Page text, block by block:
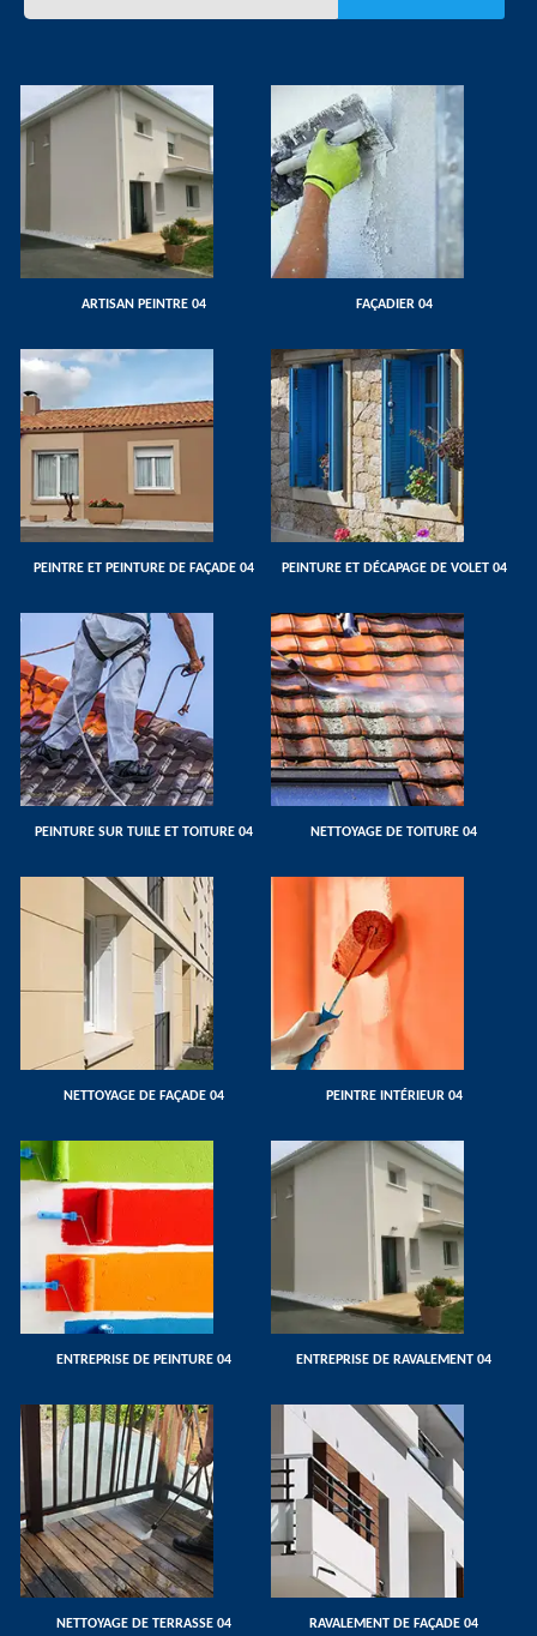
ARTISAN PEINTRE 04 FAÇADIER 04
PEINTRE ET PEINTURE DE FAÇADE 04 PEINTURE ET DÉCAPAGE DE VOLET 04
PEINTURE SUR TUILE ET TOITURE 04 NETTOYAGE DE TOITURE 04
NETTOYAGE DE FAÇADE 04 PEINTRE INTÉRIEUR 04
ENTREPRISE DE PEINTURE 04 ENTREPRISE DE RAVALEMENT 04
NETTOYAGE DE TERRASSE 04 RAVALEMENT DE FAÇADE 04